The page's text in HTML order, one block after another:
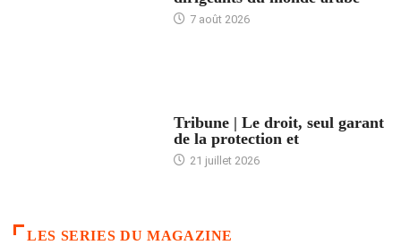
7 août 2026
Tribune | Le droit, seul garant
de la protection et
21 juillet 2026
LES SERIES DU MAGAZINE